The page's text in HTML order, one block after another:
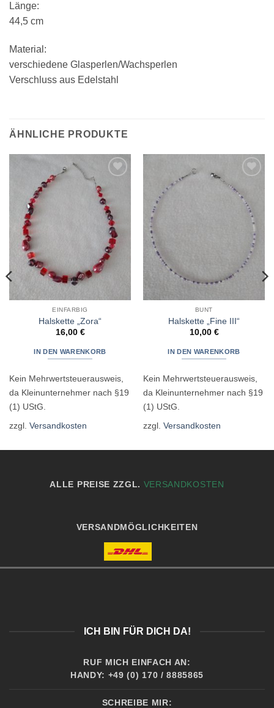
Länge:
44,5 cm
Material:
verschiedene Glasperlen/Wachsperlen
Verschluss aus Edelstahl
ÄHNLICHE PRODUKTE
Zur
Wunschliste
hinzufügen
EINFARBIG
Halskette „Zora“
16,00 €
IN DEN WARENKORB
Kein Mehrwertsteuerausweis,
da Kleinunternehmer nach §19
(1) UStG.
zzgl. Versandkosten
Wunschliste
hinzufügen
BUNT
Halskette „Fine III“
10,00 €
IN DEN WARENKORB
Kein Mehrwertsteuerausweis,
da Kleinunternehmer nach §19
(1) UStG.
zzgl. Versandkosten
ALLE PREISE ZZGL. VERSANDKOSTEN
VERSANDMÖGLICHKEITEN
ICH BIN FÜR DICH DA!
RUF MICH EINFACH AN:
HANDY: +49 (0) 170 / 8885865
SCHREIBE MIR: